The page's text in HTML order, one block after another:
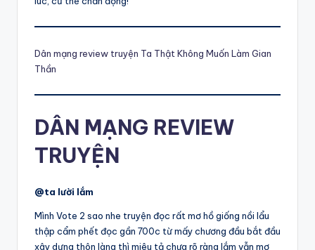
Dân mạng review truyện Ta Thật Không Muốn Làm Gian
Thần
DÂN MẠNG REVIEW
TRUYỆN
@ta lười lắm
Mình Vote 2 sao nhe truyện đọc rất mơ hồ giống nồi lẩu
thập cẩm phết đọc gần 700c từ mấy chương đầu bắt đầu
xây dựng thôn làng thì miêu tả chưa rõ ràng lắm vẫn mơ